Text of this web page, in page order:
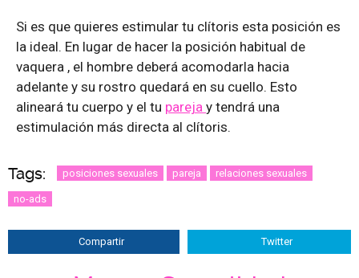
Si es que quieres estimular tu clítoris esta posición es
la ideal. En lugar de hacer la posición habitual de
vaquera , el hombre deberá acomodarla hacia
adelante y su rostro quedará en su cuello. Esto
alineará tu cuerpo y el tu pareja y tendrá una
estimulación más directa al clítoris.
Tags: posiciones sexuales pareja relaciones sexuales
no-ads
Compartir Twitter